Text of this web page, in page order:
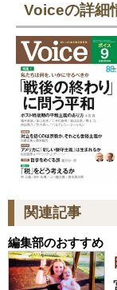
Voiceの詳細
関連記事
編集部のおすすめ